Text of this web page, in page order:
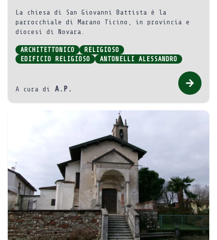
La chiesa di San Giovanni Battista è la
parrocchiale di Marano Ticino, in provincia e
diocesi di Novara.
ARCHITETTONICO
RELIGIOSO
EDIFICIO RELIGIOSO
ANTONELLI ALESSANDRO
A cura di A.P.